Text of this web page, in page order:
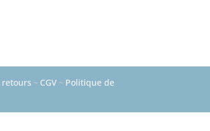
~ CGV ~ Politique de